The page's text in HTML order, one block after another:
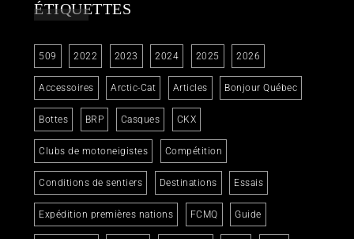
ÉTIQUETTES
509 2022 2023 2024 2025 2026
Accessoires Arctic-Cat Articles Bonjour Québec
Bottes BRP Casques CKX
Clubs de motoneigistes Compétition
Conditions de sentiers Destinations Essais
Expédition premières nations FCMQ Guide